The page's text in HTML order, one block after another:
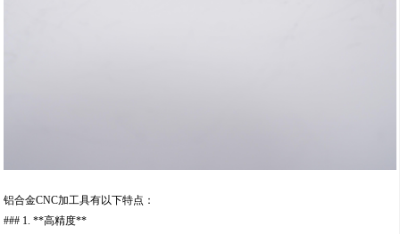
铝合金CNC加工具有以下特点：
### 1. **高精度**